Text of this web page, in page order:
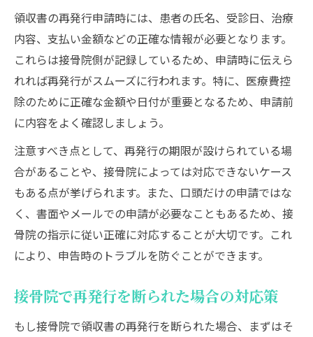
領収書の再発行申請時には、患者の氏名、受診日、治療
内容、支払い金額などの正確な情報が必要となります。
これらは接骨院側が記録しているため、申請時に伝えら
れれば再発行がスムーズに行われます。特に、医療費控
除のために正確な金額や日付が重要となるため、申請前
に内容をよく確認しましょう。
注意すべき点として、再発行の期限が設けられている場
合があることや、接骨院によっては対応できないケース
もある点が挙げられます。また、口頭だけの申請ではな
く、書面やメールでの申請が必要なこともあるため、接
骨院の指示に従い正確に対応することが大切です。これ
により、申告時のトラブルを防ぐことができます。
接骨院で再発行を断られた場合の対応策
もし接骨院で領収書の再発行を断られた場合、まずはそ